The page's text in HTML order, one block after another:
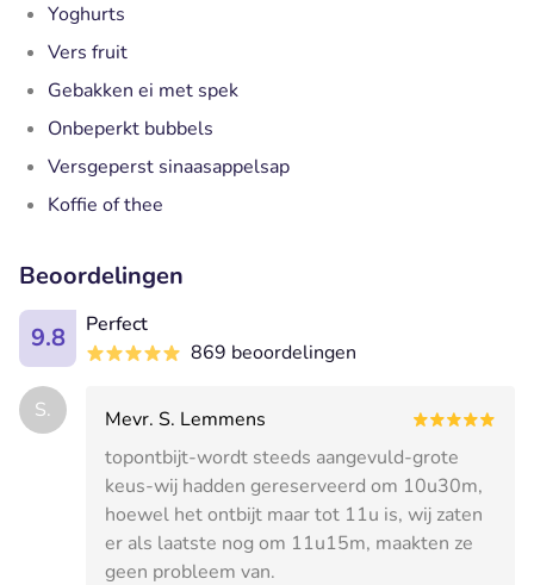
Yoghurts
Vers fruit
Gebakken ei met spek
Onbeperkt bubbels
Versgeperst sinaasappelsap
Koffie of thee
Beoordelingen
9.8
Perfect
869 beoordelingen
S.
Mevr. S. Lemmens
topontbijt-wordt steeds aangevuld-grote
keus-wij hadden gereserveerd om 10u30m,
hoewel het ontbijt maar tot 11u is, wij zaten
er als laatste nog om 11u15m, maakten ze
geen probleem van.